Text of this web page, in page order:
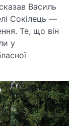
Василь
Сокілець —
Те, що він
у